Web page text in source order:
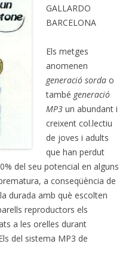
GALLARDO
BARCELONA
Els metges
anomenen
generació sorda o
també generació
MP3 un abundant i
creixent col.lectiu
de joves i adults
que han perdut
del seu potencial en alguns
a conseqüència de
durada amb què escolten
reproductors els
a les orelles durant
del sistema MP3 de